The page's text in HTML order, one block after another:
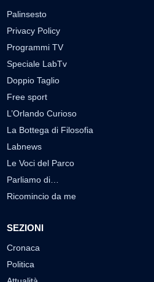
Palinsesto
Privacy Policy
Programmi TV
Speciale LabTv
Doppio Taglio
Free sport
L’Orlando Curioso
La Bottega di Filosofia
Labnews
Le Voci del Parco
Parliamo di…
Ricomincio da me
SEZIONI
Cronaca
Politica